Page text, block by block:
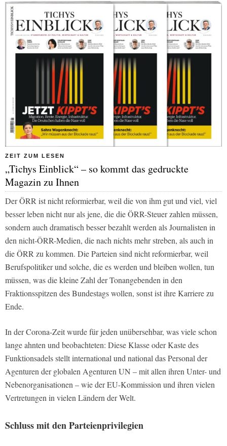
ZEIT ZUM LESEN
„Tichys Einblick“ – so kommt das gedruckte
Magazin zu Ihnen
Der ÖRR ist nicht reformierbar, weil die von ihm gut und viel, viel
besser leben nicht nur als jene, die die ÖRR-Steuer zahlen müssen,
sondern auch dramatisch besser bezahlt werden als Journalisten in
den nicht-ÖRR-Medien, die nach nichts mehr streben, als auch in
die ÖRR zu kommen. Die Parteien sind nicht reformierbar, weil
Berufspolitiker und solche, die es werden und bleiben wollen, tun
müssen, was die kleine Zahl der Tonangebenden in den
Fraktionsspitzen des Bundestags wollen, sonst ist ihre Karriere zu
Ende.
In der Corona-Zeit wurde für jeden unübersehbar, was viele schon
lange ahnten und beobachteten: Diese Klasse oder Kaste des
Funktionsadels stellt international und national das Personal der
Agenturen der globalen Agenturen UN – mit allen ihren Unter- und
Nebenorganisationen – wie der EU-Kommission und ihren vielen
Vertretungen in vielen Ländern der Welt.
Schluss mit den Parteienprivilegien